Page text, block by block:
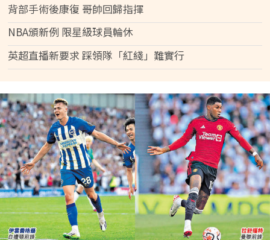
背部手術後康復 哥帥回歸指揮
NBA頒新例 限星級球員輪休
英超直播新要求 踩領隊「紅綫」難實行